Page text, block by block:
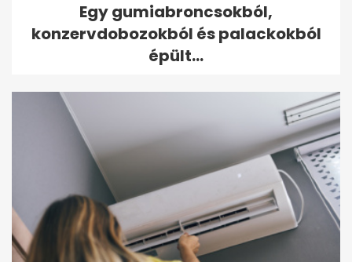
Egy gumiabroncsokból,
konzervdobozokból és palackokból
épült...